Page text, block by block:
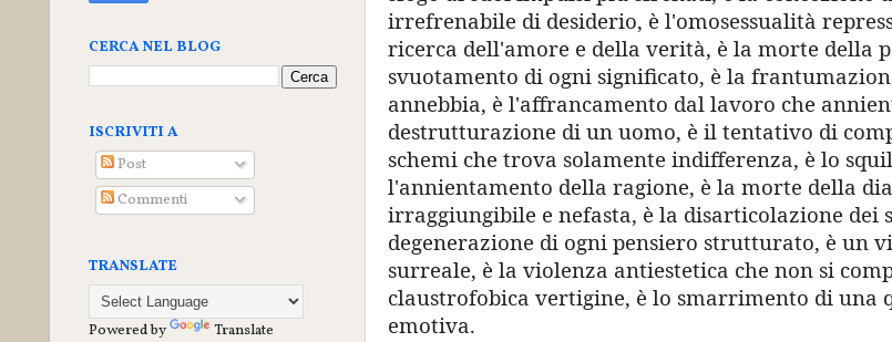
irrefrenabile di desiderio, è l'omosessualità
ricerca dell'amore e della verità, è la morte della
svuotamento di ogni significato, è la
annebbia, è l'affrancamento dal lavoro che
destrutturazione di un uomo, è il tentativo di
schemi che trova solamente indifferenza, è lo
l'annientamento della ragione, è la morte della
irraggiungibile e nefasta, è la disarticolazione dei
degenerazione di ogni pensiero strutturato, è un
surreale, è la violenza antiestetica che non si
claustrofobica vertigine, è lo smarrimento di una
emotiva.
CERCA NEL BLOG
ISCRIVITI A
Post
Commenti
TRANSLATE
Powered by Translate